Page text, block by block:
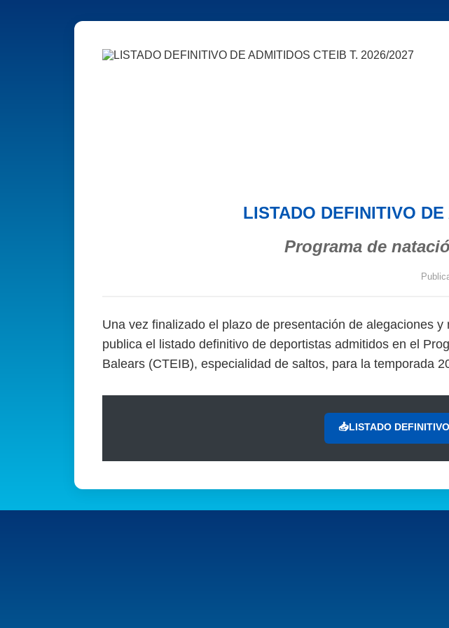
LISTADO DEFINITIVO
Programa de
Una vez finalizado el plazo de presentación de alegaciones
publica el listado definitivo de deportistas admitidos en el
Balears (CTEIB), especialidad de saltos, para la temporada
📥LISTADO